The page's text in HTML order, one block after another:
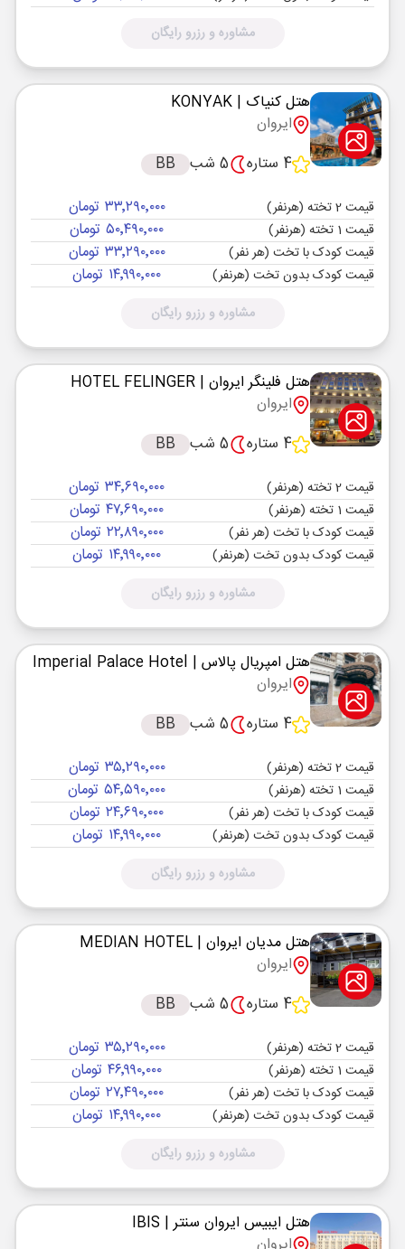
مشاوره و رزرو رایگان
هتل کنیاک | KONYAK
ایروان
4 ستاره
5 شب BB
قیمت 2 تخته (هرنفر) ۳۳٬۲۹۰٬۰۰۰ تومان
قیمت 1 تخته (هرنفر) ۵۰٬۴۹۰٬۰۰۰ تومان
قیمت کودک با تخت (هر نفر) ۳۳٬۲۹۰٬۰۰۰ تومان
قیمت کودک بدون تخت (هرنفر) ۱۴٬۹۹۰٬۰۰۰ تومان
مشاوره و رزرو رایگان
هتل فلینگر ایروان | HOTEL FELINGER
ایروان
4 ستاره
5 شب BB
قیمت 2 تخته (هرنفر) ۳۴٬۶۹۰٬۰۰۰ تومان
قیمت 1 تخته (هرنفر) ۴۷٬۶۹۰٬۰۰۰ تومان
قیمت کودک با تخت (هر نفر) ۲۲٬۸۹۰٬۰۰۰ تومان
قیمت کودک بدون تخت (هرنفر) ۱۴٬۹۹۰٬۰۰۰ تومان
مشاوره و رزرو رایگان
هتل امپریال پالاس | Imperial Palace Hotel
ایروان
4 ستاره
5 شب BB
قیمت 2 تخته (هرنفر) ۳۵٬۲۹۰٬۰۰۰ تومان
قیمت 1 تخته (هرنفر) ۵۴٬۵۹۰٬۰۰۰ تومان
قیمت کودک با تخت (هر نفر) ۲۴٬۶۹۰٬۰۰۰ تومان
قیمت کودک بدون تخت (هرنفر) ۱۴٬۹۹۰٬۰۰۰ تومان
مشاوره و رزرو رایگان
هتل مدیان ایروان | MEDIAN HOTEL
ایروان
4 ستاره
5 شب BB
قیمت 2 تخته (هرنفر) ۳۵٬۲۹۰٬۰۰۰ تومان
قیمت 1 تخته (هرنفر) ۴۶٬۹۹۰٬۰۰۰ تومان
قیمت کودک با تخت (هر نفر) ۲۷٬۴۹۰٬۰۰۰ تومان
قیمت کودک بدون تخت (هرنفر) ۱۴٬۹۹۰٬۰۰۰ تومان
مشاوره و رزرو رایگان
هتل ایبیس ایروان سنتر| IBIS